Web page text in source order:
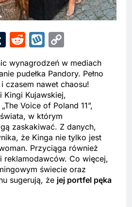
Tumblr
RedditWykop
wynagrodzeń w mediach
pudełka Pandory. Pełno
czasem nawet chaosu!
Kingi Kujawskiej,
Voice of Poland 11”,
w którym
zaskakiwać. Z danych,
że Kinga nie tylko jest
Przyciąga również
reklamodawców. Co więcej,
świecie oraz
sugerują, że jej portfel pęka